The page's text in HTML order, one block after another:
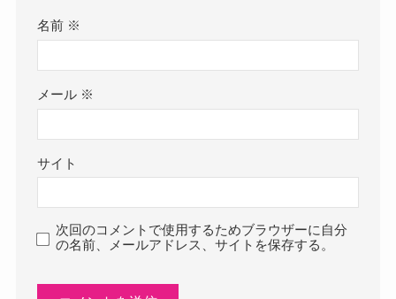
名前 ※
メール ※
サイト
次回のコメントで使用するためブラウザーに自分
の名前、メールアドレス、サイトを保存する。